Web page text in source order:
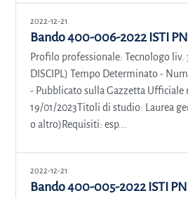
2022-12-21
Bando 400-006-2022 ISTI
Profilo professionale: Tecnologo liv.
DISCIPL) Tempo Determinato -
- Pubblicato sulla Gazzetta Ufficiale
19/01/2023Titoli di studio: Laurea
o altro)Requisiti: esp...
2022-12-21
Bando 400-005-2022 ISTI